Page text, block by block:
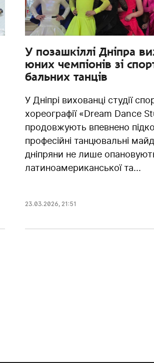
У позашкіллі Дніпра
юних чемпіонів зі
бальних танців
У Дніпрі вихованці студії
хореографії «Dream Dance
продовжують впевнено
професійні танцювальні
дніпряни не лише
латиноамериканської та...
23.03.2026, 21:51